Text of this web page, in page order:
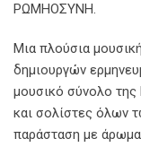
ΡΩΜΗΟΣΥΝΗ.
Μια πλούσια
δημιουργών
μουσικό σύνολο
και σολίστες όλων
παράσταση με άρωμα